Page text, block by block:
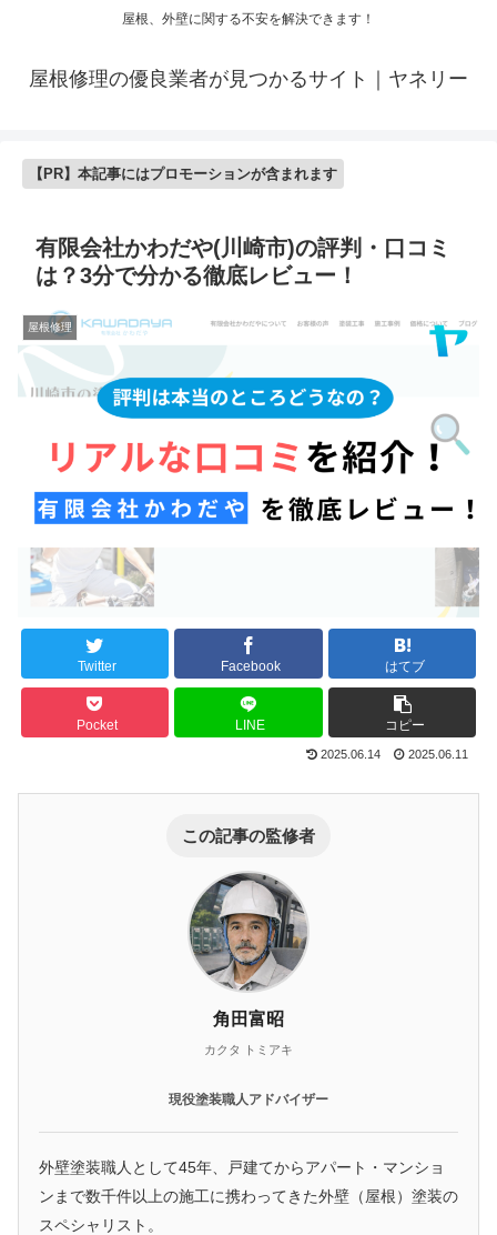
屋根、外壁に関する不安を解決できます！
屋根修理の優良業者が見つかるサイト｜ヤネリー
【PR】本記事にはプロモーションが含まれます
有限会社かわだや(川崎市)の評判・口コミ
は？3分で分かる徹底レビュー！
屋根修理
Twitter Facebook はてブ
Pocket LINE コピー
2025.06.14 2025.06.11
この記事の監修者
角田富昭
カクタ トミアキ
現役塗装職人アドバイザー
外壁塗装職人として45年、戸建てからアパート・マンショ
ンまで数千件以上の施工に携わってきた外壁（屋根）塗装の
スペシャリスト。